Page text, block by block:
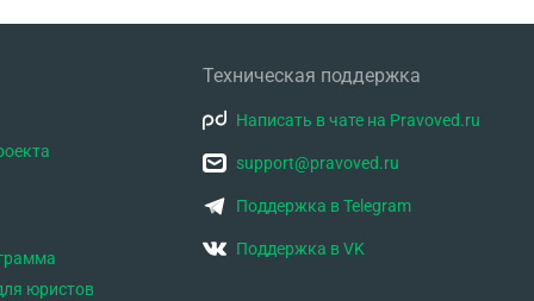
юристов
Техническая поддержка
Написать в чате на Pravoved.ru
support@pravoved.ru
Поддержка в Telegram
Поддержка в VK